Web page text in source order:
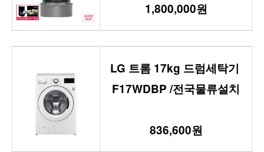
1,800,000원
LG 트롬 17kg 드럼세탁기
F17WDBP /전국물류설치
836,600원